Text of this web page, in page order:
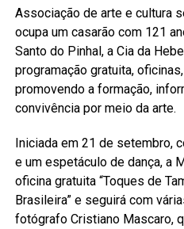
Associação de arte e cultura
ocupa um casarão com 121
Santo do Pinhal, a Cia da
programação gratuita,
promovendo a formação,
convivência por meio da arte.
Iniciada em 21 de setembro,
e um espetáculo de dança, a
oficina gratuita “Toques de
Brasileira” e seguirá com
fotógrafo Cristiano Mascaro,